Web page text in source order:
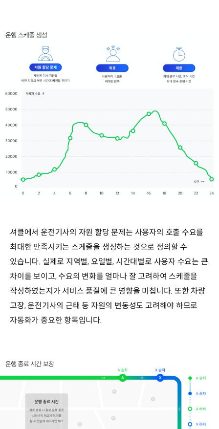
셔클에서 운전기사의 자원 할당 문제는 사용자의 호출 수요를
최대한 만족시키는 스케줄을 생성하는 것으로 정의할 수
있습니다. 실제로 지역별, 요일별, 시간대별로 사용자 수요는 큰
차이를 보이고, 수요의 변화를 얼마나 잘 고려하여 스케줄을
작성하였는지가 서비스 품질에 큰 영향을 미칩니다. 또한 차량
고장, 운전기사의 근태 등 자원의 변동성도 고려해야 하므로
자동화가 중요한 항목입니다.